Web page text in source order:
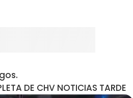
DE CHV NOTICIAS TARDE